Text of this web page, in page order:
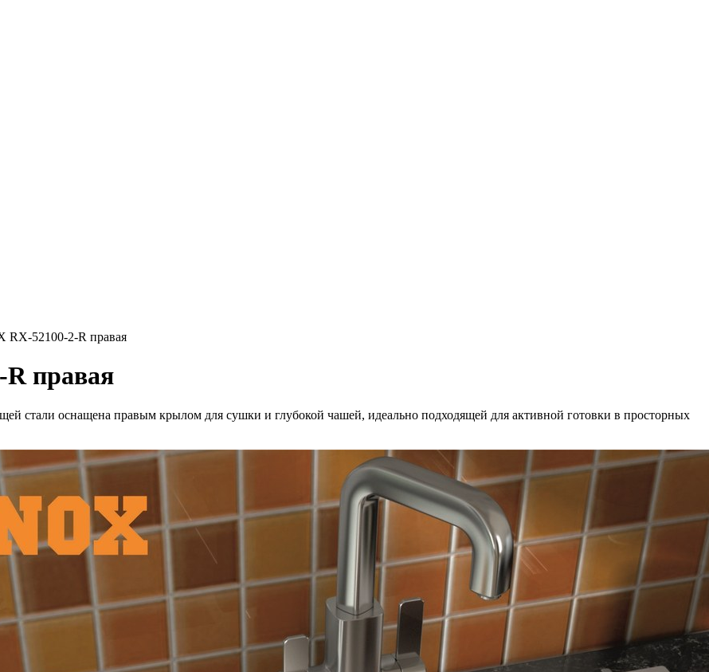
52100-2-R правая
правая
стали оснащена правым крылом для сушки и глубокой чашей, идеально подходящей для активной готовки в просторных